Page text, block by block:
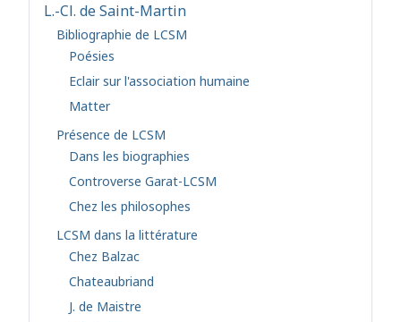
L.-Cl. de Saint-Martin
Bibliographie de LCSM
Poésies
Eclair sur l'association humaine
Matter
Présence de LCSM
Dans les biographies
Controverse Garat-LCSM
Chez les philosophes
LCSM dans la littérature
Chez Balzac
Chateaubriand
J. de Maistre